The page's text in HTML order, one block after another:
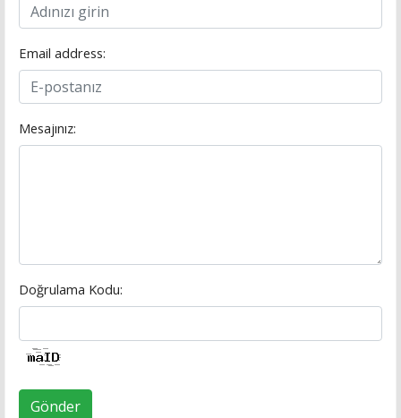
Email address:
Mesajınız:
Doğrulama Kodu:
Gönder